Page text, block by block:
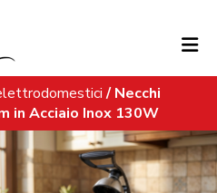
/Necchi
in Acciaio Inox 130W